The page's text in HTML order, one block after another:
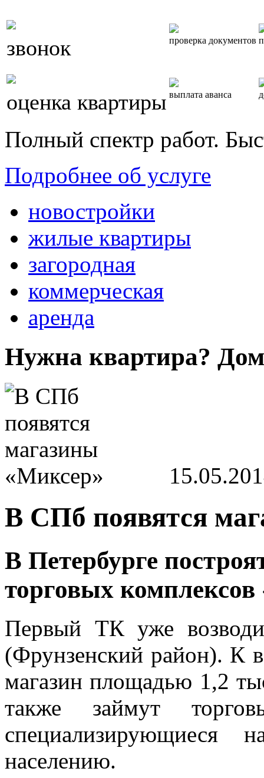
звонок проверка документов
оценка квартиры выплата аванса
Полный спектр работ.
Подробнее об услуге
новостройки
жилые квартиры
загородная
коммерческая
аренда
Нужна квартира?
В СПб появятся
В Петербурге
торговых
Первый ТК уже
(Фрунзенский район). К
магазин площадью 1,2
также займут
специализирующиеся
населению.